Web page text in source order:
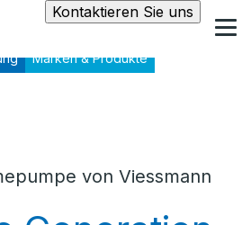
Kontaktieren Sie uns
Marken & Produkte
von Viessmann